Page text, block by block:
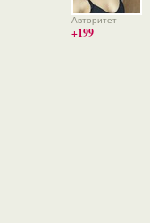
Авторитет
+199